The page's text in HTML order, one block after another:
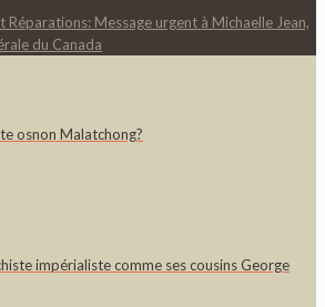
Réparations: Message urgent à Michaelle Jean,
du Canada
osnon Malatchong?
impérialiste comme ses cousins George